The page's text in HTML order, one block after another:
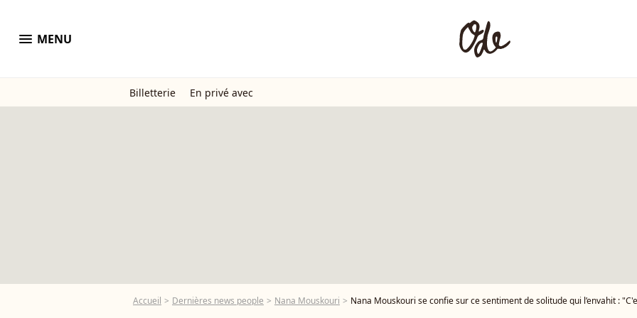
menu MENU
Billetterie En privé avec
Accueil Dernières news people Nana Mouskouri Nana Mouskouri se confie sur ce sentiment de solitude qui l’envahit :